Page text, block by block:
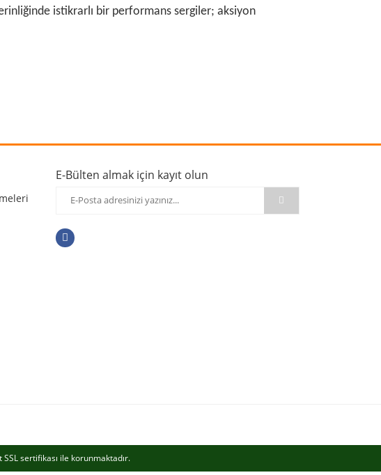
istikrarlı bir performans sergiler; aksiyon
E-Bülten almak için kayıt olun
sertifikası ile korunmaktadır.